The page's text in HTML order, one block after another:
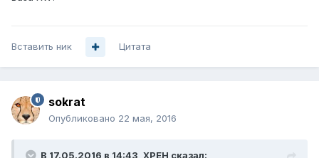
Вставить ник Цитата
sokrat
Опубликовано 22 мая, 2016
В 17.05.2016 в 14:43, XPEH сказал: